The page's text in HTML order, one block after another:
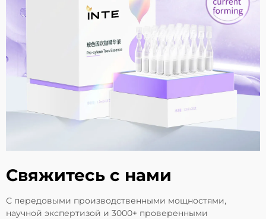
Свяжитесь с нами
С передовыми производственными мощностями,
научной экспертизой и 3000+ проверенными